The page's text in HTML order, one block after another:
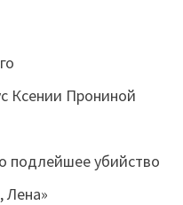
Ксении Прониной
подлейшее убийство
Лена»